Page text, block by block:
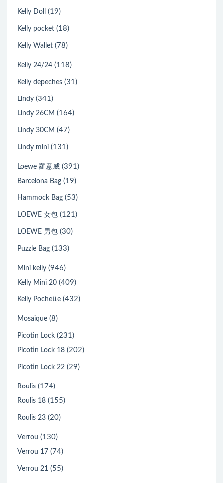
Kelly Doll (19)
Kelly pocket (18)
Kelly Wallet (78)
Kelly 24/24 (118)
Kelly depeches (31)
Lindy (341)
Lindy 26CM (164)
Lindy 30CM (47)
Lindy mini (131)
Loewe 羅意威 (391)
Barcelona Bag (19)
Hammock Bag (53)
LOEWE 女包 (121)
LOEWE 男包 (30)
Puzzle Bag (133)
Mini kelly (946)
Kelly Mini 20 (409)
Kelly Pochette (432)
Mosaique (8)
Picotin Lock (231)
Picotin Lock 18 (202)
Picotin Lock 22 (29)
Roulis (174)
Roulis 18 (155)
Roulis 23 (20)
Verrou (130)
Verrou 17 (74)
Verrou 21 (55)